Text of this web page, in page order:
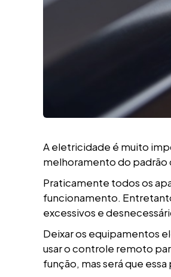
A eletricidade é muito
melhoramento do padrão
Praticamente todos os
funcionamento.
excessivos e
Deixar os equipamentos
usar o controle remoto
função, mas será que